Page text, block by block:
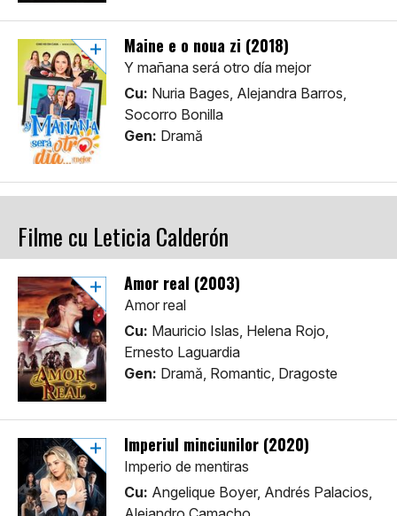
Maine e o noua zi (2018)
Y mañana será otro día mejor
Cu: Nuria Bages, Alejandra Barros,
Socorro Bonilla
Gen: Dramă
Filme cu Leticia Calderón
Amor real (2003)
Amor real
Cu: Mauricio Islas, Helena Rojo,
Ernesto Laguardia
Gen: Dramă, Romantic, Dragoste
Imperiul minciunilor (2020)
Imperio de mentiras
Cu: Angelique Boyer, Andrés Palacios,